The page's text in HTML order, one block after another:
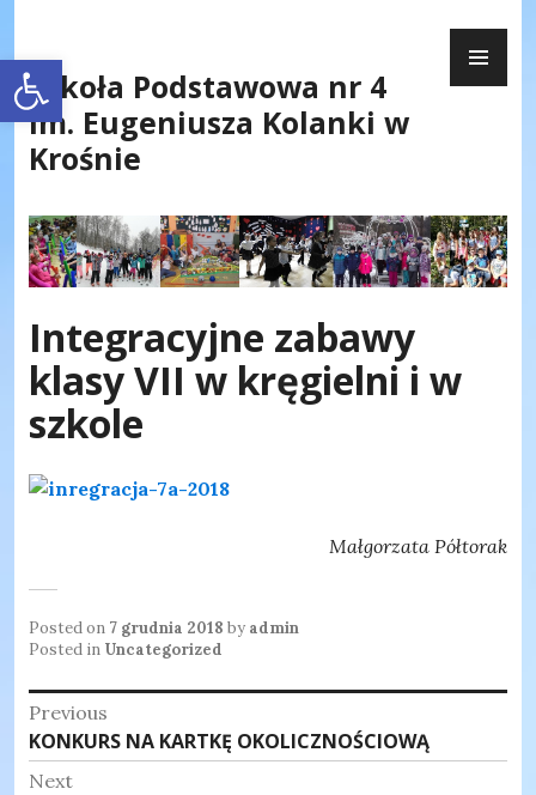
Otwórz pasek narzędzi
content
Szkoła Podstawowa nr 4
im. Eugeniusza Kolanki w
Krośnie
Integracyjne zabawy
klasy VII w kręgielni i w
szkole
Małgorzata Półtorak
Posted on 7 grudnia 2018 by admin
Posted in Uncategorized
Nawigacja
wpisu
Previous
Previous
post:
KONKURS NA KARTKĘ OKOLICZNOŚCIOWĄ
Next